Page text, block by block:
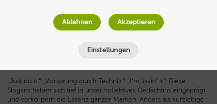
am4. November 2025
Minuten
„Just do it.‟ „Vorsprung durch Technik.‟ „I’m lovin‘ it.‟ Diese
Slogans haben sich tief in unser kollektives Gedächtnis eingeprägt
und verkörpern die Essenz ganzer Marken. Anders als kurzlebige
Einstellungen
Ablehnen Akzeptieren